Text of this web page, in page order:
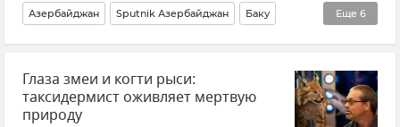
Еще 6
Азербайджан Sputnik Азербайджан Баку
Москва Новости Общество СМИ
Международная медиагруппа "Россия сегодня"
Россия
Глаза змеи и когти рыси:
таксидермист оживляет мертвую
природу